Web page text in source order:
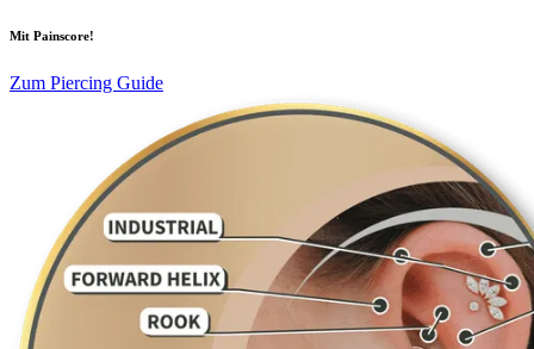
Mit Painscore!
Zum Piercing Guide